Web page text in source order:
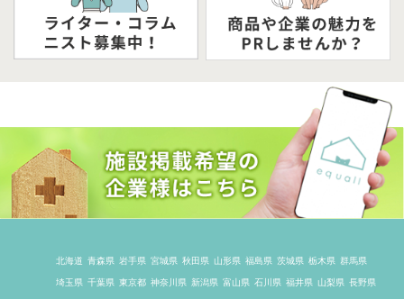
北海道 青森県 岩手県 宮城県 秋田県 山形県 福島県 茨城県 栃木県 群馬県
埼玉県 千葉県 東京都 神奈川県 新潟県 富山県 石川県 福井県 山梨県 長野県